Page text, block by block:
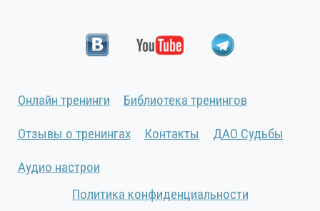
Онлайн тренинги Библиотека тренингов
Отзывы о тренингах Контакты ДАО Судьбы
Аудио настрои
Политика конфиденциальности